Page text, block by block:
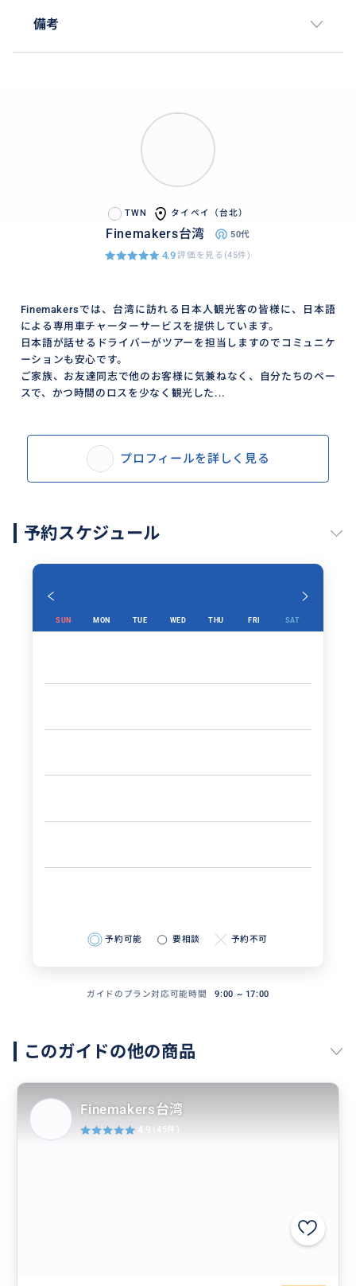
備考
TWN タイペイ（台北）
Finemakers台湾 50代
4.9評価を見る(45件)
Finemakersでは、台湾に訪れる日本人観光客の皆様に、日本語
による専用車チャーターサービスを提供しています。
日本語が話せるドライバーがツアーを担当しますのでコミュニケ
ーションも安心です。
ご家族、お友達同志で他のお客様に気兼ねなく、自分たちのペー
スで、かつ時間のロスを少なく観光した...
プロフィールを詳しく見る
予約スケジュール
SUN MON TUE WED THU FRI SAT
予約可能 要相談 予約不可
ガイドのプラン対応可能時間 9:00 ~ 17:00
このガイドの他の商品
Finemakers台湾
4.9 (45件)